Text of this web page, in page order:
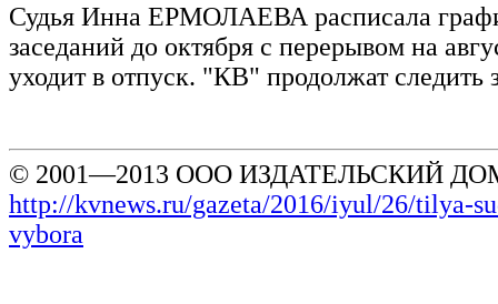
Судья Инна ЕРМОЛАЕВА расписала
заседаний до октября с перерывом на
уходит в отпуск. "КВ" продолжат следить
© 2001—2013 ООО ИЗДАТЕЛЬСКИЙ
http://kvnews.ru/gazeta/2016/iyul/26/tilya-
vybora